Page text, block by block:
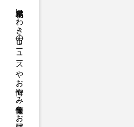
福島県いわき市のニュースやお悔やみ情報等をお届け